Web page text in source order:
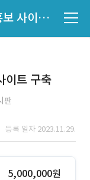
외부 사업 확장을 위한 회사 홍보 사이트 구축
이트 구축
판
등록 일자 2023.11.29.
5,000,000원